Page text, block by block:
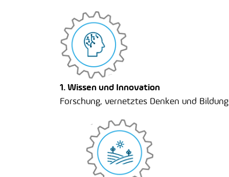
1. Wissen und Innovation
Forschung, vernetztes Denken und Bildung​